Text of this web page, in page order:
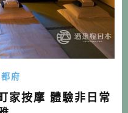
府
家按摩 體驗非日常